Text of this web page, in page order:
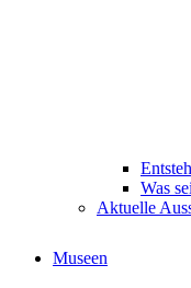
Was
Aktuelle
Museen